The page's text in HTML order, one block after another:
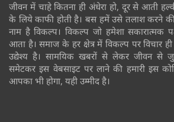
जीवन में चाहे कितना ही अंधेरा हो, दूर से आती
के लिये काफी होती है। बस हमें उसे तलाश करने
नाम है विकल्प। विकल्प जो हमेशा सकारात्मक
आता है। समाज के हर क्षेत्र में विकल्प पर विचार
उद्येश्य है। सामयिक खबरों से लेकर जीवन से
समेटकर इस वेबसाइट पर लाने की हमारी इस
आपका भी होगा, यही उम्मीद है।